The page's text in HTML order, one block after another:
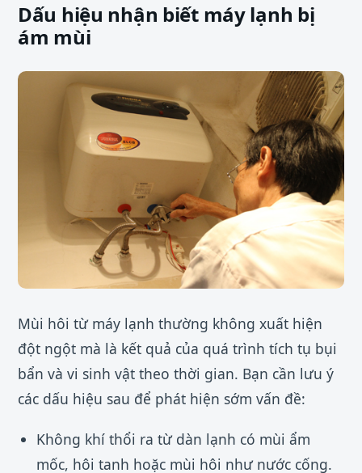
Dấu hiệu nhận biết máy lạnh bị
ám mùi
Mùi hôi từ máy lạnh thường không xuất hiện
đột ngột mà là kết quả của quá trình tích tụ bụi
bẩn và vi sinh vật theo thời gian. Bạn cần lưu ý
các dấu hiệu sau để phát hiện sớm vấn đề:
Không khí thổi ra từ dàn lạnh có mùi ẩm
mốc, hôi tanh hoặc mùi hôi như nước cống.